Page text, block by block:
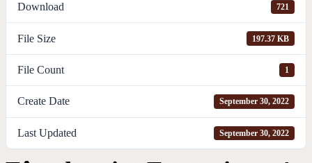
Download 721
File Size 197.37 KB
File Count 1
Create Date September 30, 2022
Last Updated September 30, 2022